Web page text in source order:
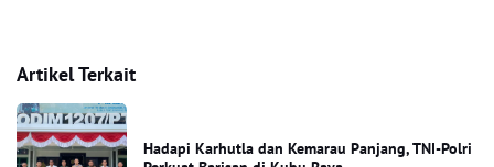
Artikel Terkait
Hadapi Karhutla dan Kemarau Panjang, TNI-Polri